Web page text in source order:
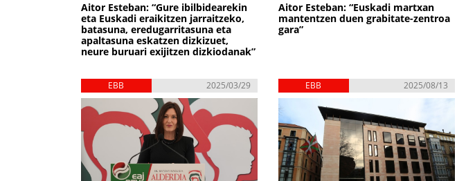
Aitor Esteban: “Gure ibilbidearekin
eta Euskadi eraikitzen jarraitzeko,
batasuna, eredugarritasuna eta
apaltasuna eskatzen dizkizuet,
neure buruari exijitzen dizkiodanak”
Aitor Esteban: “Euskadi martxan
mantentzen duen grabitate-zentroa
gara”
EBB 2025/03/29 EBB 2025/08/13